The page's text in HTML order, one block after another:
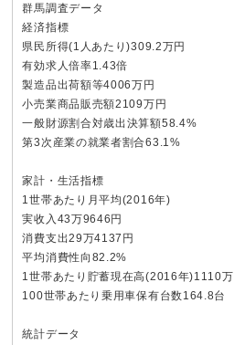
群馬調査データ
経済指標
県民所得(1人あたり)309.2万円
有効求人倍率1.43倍
製造品出荷額等4006万円
小売業商品販売額2109万円
一般財源割合対歳出決算額58.4%
第3次産業の就業者割合63.1%
家計・生活指標
1世帯あたり月平均(2016年)
実收入43万9646円
消費支出29万4137円
平均消費性向82.2%
1世帯あたり貯蓄現在高(2016年)1110万
100世帯あたり乗用車保有台数164.8台
統計データ